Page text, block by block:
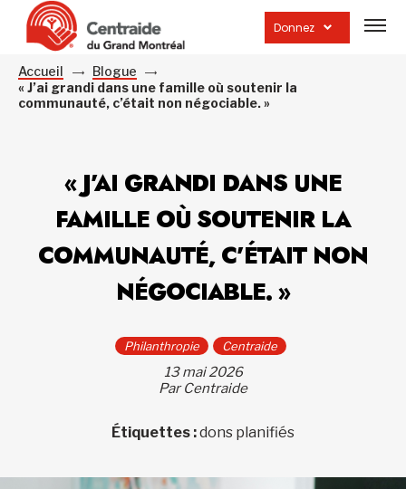
Donnez
la
Accueil
Blogue
« J’ai grandi dans une famille où soutenir la
communauté, c’était non négociable. »
« J’AI GRANDI DANS UNE
FAMILLE OÙ SOUTENIR LA
COMMUNAUTÉ, C’ÉTAIT NON
NÉGOCIABLE. »
Philanthropie Centraide
13 mai 2026
Par Centraide
Étiquettes :dons planifiés